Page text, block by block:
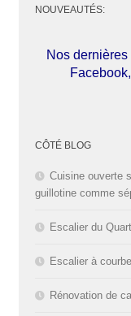
NOUVEAUTÉS:
Nos
congés d'été du
CÔTÉ BLOG
Cuisine ouverte
guillotine comme
Escalier du
Escalier à
Rénovation de